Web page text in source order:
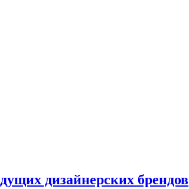
дизайнерских брендов